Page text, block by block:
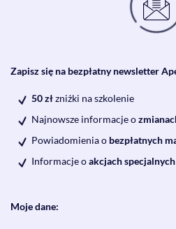
Zapisz się na bezpłatny newsletter
50 złzniżki na szkolenie
Najnowsze informacje o
Powiadomienia o bezpłatnych
Informacje oakcjach specjalnych
Moje dane: